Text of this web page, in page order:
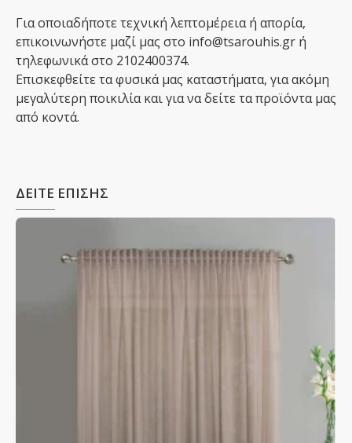
Για οποιαδήποτε τεχνική λεπτομέρεια ή απορία,
επικοινωνήστε μαζί μας στο info@tsarouhis.gr ή
τηλεφωνικά στο 2102400374.
Επισκεφθείτε τα φυσικά μας καταστήματα, για ακόμη
μεγαλύτερη ποικιλία και για να δείτε τα προϊόντα μας
από κοντά.
ΔΕΙΤΕ ΕΠΙΣΗΣ